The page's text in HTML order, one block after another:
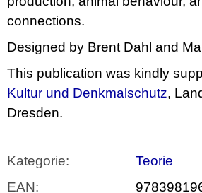
connections.
Designed by Brent Dahl and
This publication was kindly
Kultur und Denkmalschutz,
Dresden.
Kategorie:
Teorie
EAN: